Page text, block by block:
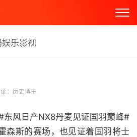
娱乐影视
：历史博主
风日产NX8丹麦见证国羽巅峰#
森斯的赛场，也见证着国羽将士